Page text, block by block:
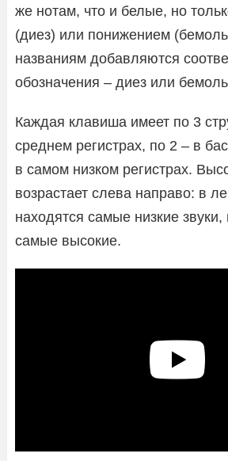
же нотам, что и белые, но
(диез) или понижением
названиям добавляются
обозначения – диез или
Каждая клавиша имеет по 3
среднем регистрах, по 2 – в
в самом низком регистрах.
возрастает слева направо: в
находятся самые низкие
самые высокие.